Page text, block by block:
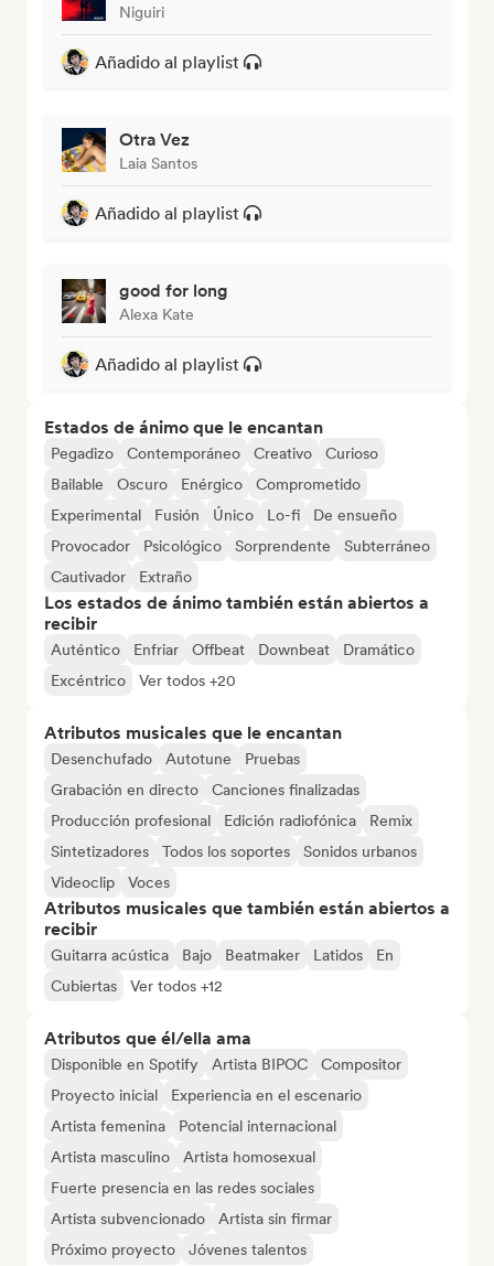
Niguiri
Añadido al playlist
Otra Vez
Laia Santos
Añadido al playlist
good for long
Alexa Kate
Añadido al playlist
Estados de ánimo que le encantan
Pegadizo Contemporáneo Creativo
Curioso
Bailable
Oscuro Enérgico
Comprometido
Experimental
Fusión Único Lo-fi
De ensueño
Provocador
Psicológico Sorprendente
Subterráneo
Cautivador
Extraño
Los estados de ánimo también están abiertos a
recibir
Auténtico Enfriar Offbeat Downbeat
Dramático
Excéntrico
Ver todos +20
Atributos musicales que le encantan
Desenchufado Autotune
Pruebas
Grabación en directo
Canciones finalizadas
Producción profesional
Edición radiofónica
Remix
Sintetizadores
Todos los soportes
Sonidos urbanos
Videoclip
Voces
Atributos musicales que también están abiertos a
recibir
Guitarra acústica Bajo Beatmaker Latidos
En
Cubiertas
Ver todos +12
Atributos que él/ella ama
Disponible en Spotify Artista BIPOC
Compositor
Proyecto inicial
Experiencia en el escenario
Artista femenina
Potencial internacional
Artista masculino
Artista homosexual
Fuerte presencia en las redes sociales
Artista subvencionado
Artista sin firmar
Próximo proyecto
Jóvenes talentos